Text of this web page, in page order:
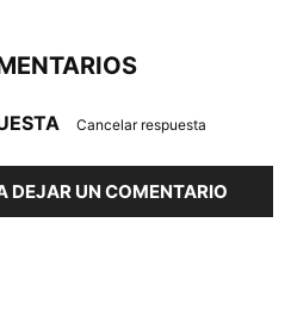
Cancelar respuesta
DEJAR UN COMENTARIO